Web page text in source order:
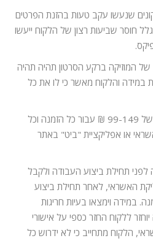
שנעשו עקב טעות בהזנת הפרטים
חוסר שביעות רצון של הלקוח ייעשו
המוזיקה ברקע הסרטון תהיה תהיה
במידה והלקוח מאשר כי לו את כל
תשלום – 100% תשלום מראש של 99-149 ₪ עבור כל הזמנה וכל
או אפליקציית "ביט" באתר
תחילת ביצוע העבודה ולקבל
האשראי, לאחר תחילת ביצוע
במידה וימצאו בעיות חריגות
ללקוח החזר כספי על אישורי
הלקוח מתחייב כי לא ידרוש כל